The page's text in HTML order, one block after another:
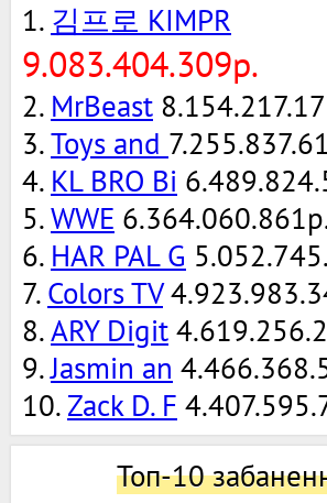
1. 김프로 KIMPR
9.083.404.309р.
2. MrBeast
3.Toys and
4. KL BRO Bi
5.WWE
6. HAR PAL G
7. Colors TV
8.ARY Digit
9.Jasmin an
10. Zack D. F
Топ-10